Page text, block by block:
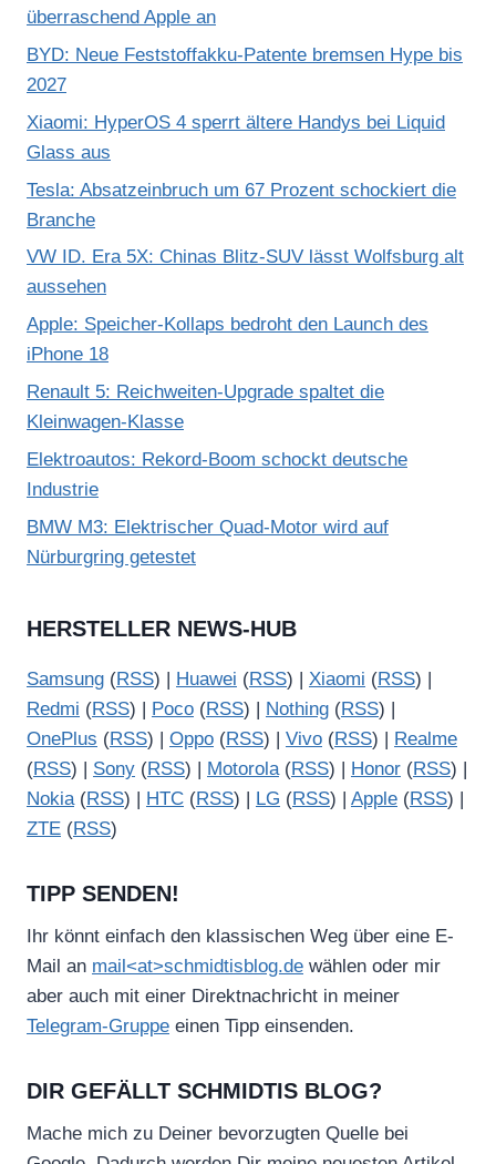
überraschend Apple an
BYD: Neue Feststoffakku-Patente bremsen Hype bis
2027
Xiaomi: HyperOS 4 sperrt ältere Handys bei Liquid
Glass aus
Tesla: Absatzeinbruch um 67 Prozent schockiert die
Branche
VW ID. Era 5X: Chinas Blitz-SUV lässt Wolfsburg alt
aussehen
Apple: Speicher-Kollaps bedroht den Launch des
iPhone 18
Renault 5: Reichweiten-Upgrade spaltet die
Kleinwagen-Klasse
Elektroautos: Rekord-Boom schockt deutsche
Industrie
BMW M3: Elektrischer Quad-Motor wird auf
Nürburgring getestet
HERSTELLER NEWS-HUB
Samsung (RSS) | Huawei (RSS) | Xiaomi (RSS) |
Redmi (RSS) | Poco (RSS) | Nothing (RSS) |
OnePlus (RSS) | Oppo (RSS) | Vivo (RSS) |
Realme
(RSS) | Sony (RSS) | Motorola(RSS) | Honor (RSS) |
Nokia(RSS) | HTC (RSS) | LG (RSS) | Apple (RSS) |
ZTE (RSS)
TIPP SENDEN!
Ihr könnt einfach den klassischen Weg über eine E-
Mail an mail<at>schmidtisblog.de wählen oder mir
aber auch mit einer Direktnachricht in meiner
Telegram-Gruppe einen Tipp einsenden.
DIR GEFÄLLT SCHMIDTIS BLOG?
Mache mich zu Deiner bevorzugten Quelle bei